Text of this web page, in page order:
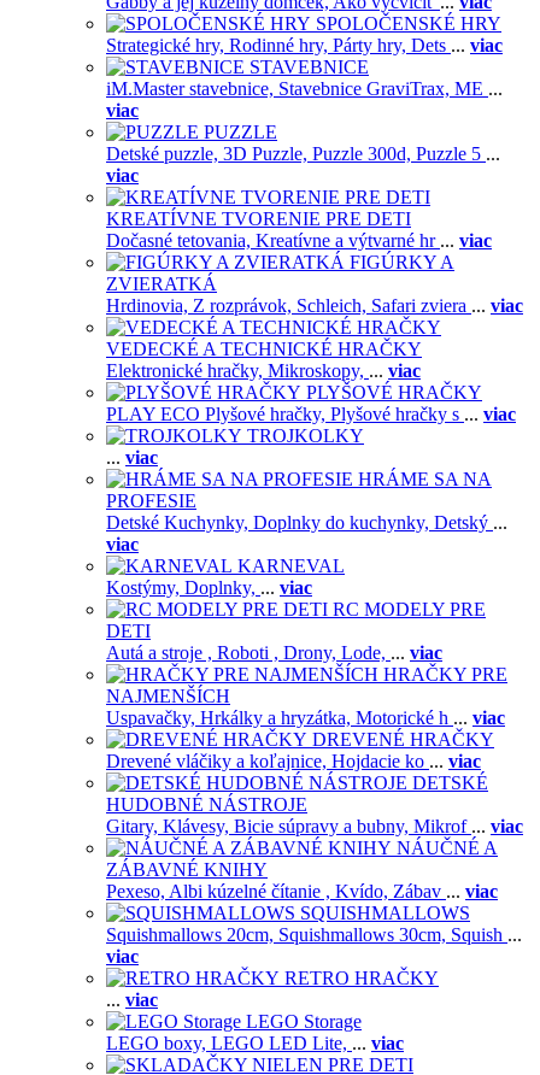
SPOLOČENSKÉ HRY
Strategické hry, Rodinné hry, Párty hry, Dets ... viac
STAVEBNICE
iM.Master stavebnice, Stavebnice GraviTrax, ME ...
viac
PUZZLE
Detské puzzle, 3D Puzzle, Puzzle 300d, Puzzle 5 ...
viac
KREATÍVNE TVORENIE PRE DETI
Dočasné tetovania, Kreatívne a výtvarné hr ... viac
FIGÚRKY A
ZVIERATKÁ
Hrdinovia, Z rozprávok, Schleich, Safari zviera ... viac
VEDECKÉ A TECHNICKÉ HRAČKY
Elektronické hračky, Mikroskopy, ... viac
PLYŠOVÉ HRAČKY
PLAY ECO Plyšové hračky, Plyšové hračky s ... viac
TROJKOLKY
... viac
HRÁME SA NA
PROFESIE
Detské Kuchynky, Doplnky do kuchynky, Detský ...
viac
KARNEVAL
Kostýmy, Doplnky, ... viac
RC MODELY PRE
DETI
Autá a stroje , Roboti , Drony, Lode, ... viac
HRAČKY PRE
NAJMENŠÍCH
Uspavačky, Hrkálky a hryzátka, Motorické h ... viac
DREVENÉ HRAČKY
Drevené vláčiky a koľajnice, Hojdacie ko ... viac
DETSKÉ
HUDOBNÉ NÁSTROJE
Gitary, Klávesy, Bicie súpravy a bubny, Mikrof ... viac
NÁUČNÉ A
ZÁBAVNÉ KNIHY
Pexeso, Albi kúzelné čítanie , Kvído, Zábav ... viac
SQUISHMALLOWS
Squishmallows 20cm, Squishmallows 30cm, Squish ...
viac
RETRO HRAČKY
... viac
LEGO Storage
LEGO boxy, LEGO LED Lite, ... viac